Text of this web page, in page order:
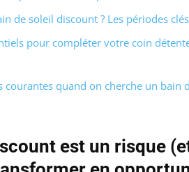
de soleil discount ? Les périodes clés
pour compléter votre coin
courantes quand on cherche un bain
est un risque